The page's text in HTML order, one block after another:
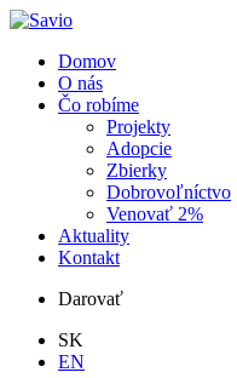
Domov
O nás
Čo robíme
Projekty
Adopcie
Zbierky
Dobrovoľníctvo
Venovať 2%
Aktuality
Kontakt
Darovať
SK
EN